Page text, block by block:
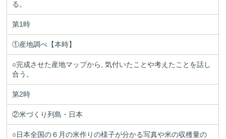
る。
第1時
①産地調べ【本時】
○完成させた産地マップから, 気付いたことや考えたことを話し
合う。
第2時
②米づくり列島・日本
○日本全国の６月の米作りの様子が分かる写真や米の収穫量の